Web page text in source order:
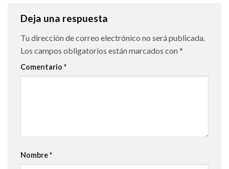
Deja una respuesta
Tu dirección de correo electrónico no será publicada.
Los campos obligatorios están marcados con*
Comentario *
Nombre*